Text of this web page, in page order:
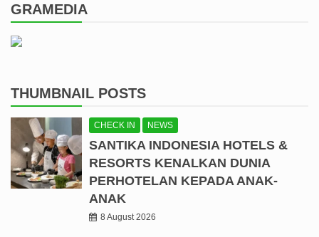
GRAMEDIA
THUMBNAIL POSTS
CHECK IN NEWS
SANTIKA INDONESIA HOTELS &
RESORTS KENALKAN DUNIA
PERHOTELAN KEPADA ANAK-
ANAK
8 August 2026